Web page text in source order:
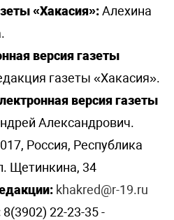
«Хакасия»:Алехина
версия газеты
газеты «Хакасия».
версия газеты
Александрович.
Россия, Республика
Щетинкина, 34
khakred@r-19.ru
8(3902) 22-23-35 -